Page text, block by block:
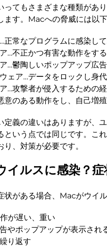
ってもさまざまな種類があ
ます。Macへの脅威には以
正常なプログラムに感染し
…不正かつ有害な動作をす
…鬱陶しいポップアップ広
ェア…データをロックし身
…攻撃者が侵入するための
意のある動作をし、自己増
定義の違いはありますが、
という点では同じです。こ
り、対策が必要です。
イルスに感染？症
状がある場合、Macがウイ
が遅い、重い
やポップアップが表示され
り返す